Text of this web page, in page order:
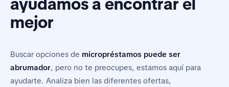
mejor
Buscar opciones de micropréstamos puede ser
abrumador, pero no te preocupes, estamos aquí para
ayudarte. Analiza bien las diferentes ofertas,